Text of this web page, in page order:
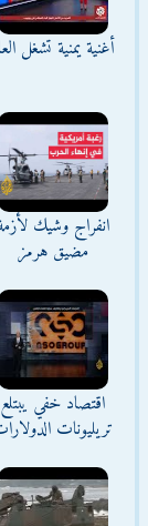
أغنية يمنية تشغل
انفراج وشيك
مضيق هرمز
اقتصاد خفي يبتلع
تريليونات